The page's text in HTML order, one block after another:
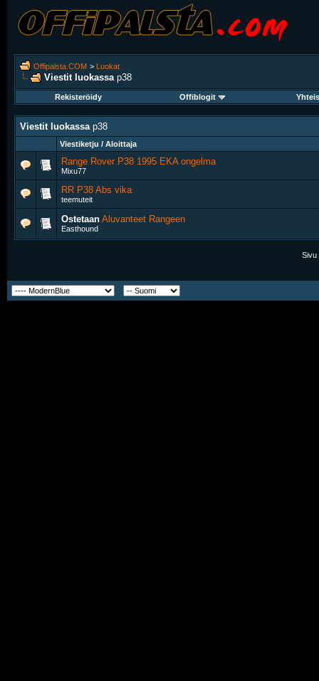
Offipalsta.COM > Luokat
Viestit luokassa p38
Rekisteröidy Offiblogit
Viestit luokassa p38
Viestiketju / Aloittaja
Range Rover P38 1995 EKA ongelma
Mixu77
RR P38 Abs vika
teemuteit
Ostetaan Aluvanteet Rangeen
Easthound
Sivu